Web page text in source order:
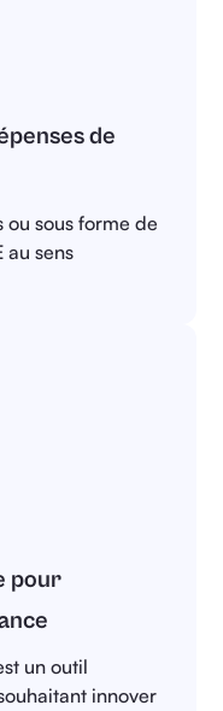
de
sous forme de
au sens
pour
un outil
innover